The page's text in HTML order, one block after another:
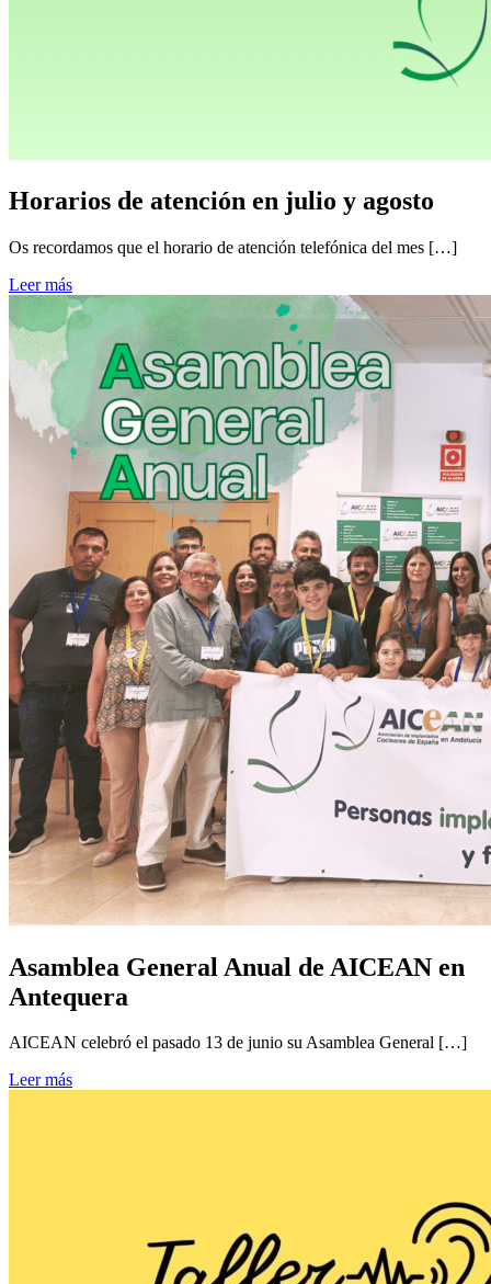
Horarios de atención en julio y agosto
Os recordamos que el horario de atención telefónica del mes […]
Leer más
Asamblea General Anual de AICEAN en
Antequera
AICEAN celebró el pasado 13 de junio su Asamblea General […]
Leer más